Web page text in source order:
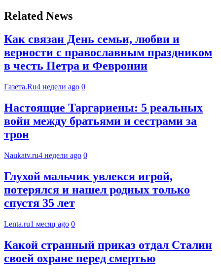
Related News
Как связан День семьи, любви и
верности с православным праздником
в честь Петра и Февронии
Газета.Ru4 недели ago 0
Настоящие Таргариены: 5 реальных
войн между братьями и сестрами за
трон
Naukatv.ru4 недели ago 0
Глухой мальчик увлекся игрой,
потерялся и нашел родных только
спустя 35 лет
Lenta.ru1 месяц ago 0
Какой странный приказ отдал Сталин
своей охране перед смертью